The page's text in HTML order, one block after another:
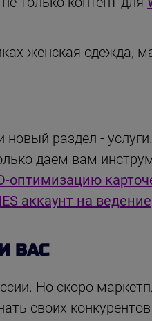
женская одежда,
новый раздел -
даем вам
оптимизацию
аккаунт на ведение
ВАС
Но скоро
своих